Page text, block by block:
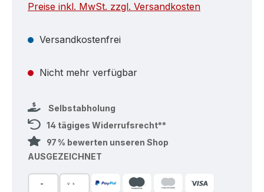
Preise inkl. MwSt. zzgl. Versandkosten
Versandkostenfrei
Nicht mehr verfügbar
Selbstabholung
14 tägiges Widerrufsrecht**
97 % bewerten unseren Shop
AUSGEZEICHNET